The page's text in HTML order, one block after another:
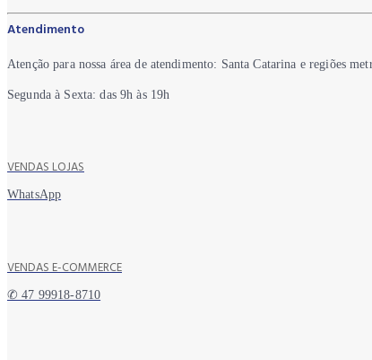
Atendimento
Atenção para nossa área de atendimento: Santa Catarina e regiões
Segunda à Sexta: das 9h às 19h
VENDAS LOJAS
WhatsApp
VENDAS E-COMMERCE
✆ 47 99918-8710